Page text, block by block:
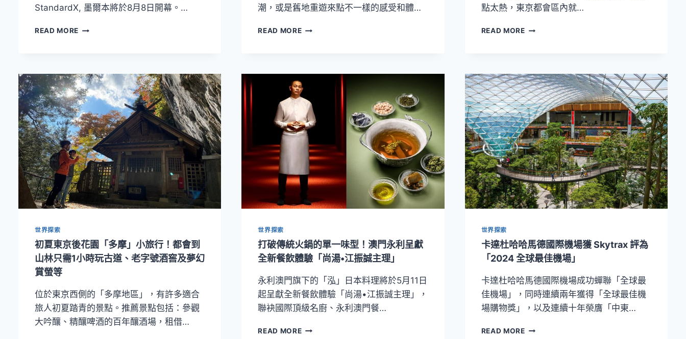
特
薦
StandardX, 墨爾本將於8月8日開幕。…
READ MORE 即
新
開
幕！
STANDARD
INTERNATIONAL
最
新
品
牌
墨
爾
STANDARDX
潮，或是舊地重遊來點不一樣的感受和體…
READ MORE遊
匠
職
人！
走
訪
東
京
下
老
街
區
沉
統
精
緻
藝
之
美
點太熱，東京都會區內就…
READ MORE創
涼
有
趣！
炎
炎
夏
日
造
訪
東
京
三
大
水
族
館
世界探索
初夏東京後花園「多摩」小旅行！都會到
山林只需1小時玩古道、老字號酒窖及夢幻
賞螢等
位於東京西側的「多摩地區」，有許多適合
旅人初夏踏青的景點。推薦景點包括：參觀
大吟釀、精釀啤酒的百年釀酒場，租借…
世界探索
打破傳統火鍋的單一味型！澳門永利呈獻
全新餐飲體驗「尚湯•江振誠主理」
永利澳門旗下的「泓」日本料理將於5月11日
起呈獻全新餐飲體驗「尚湯•江振誠主理」，
聯袂國際頂級名廚、永利澳門餐…
READ MORE打
世界探索
卡達杜哈哈馬德國際機場獲 Skytrax 評為
「2024 全球最佳機場」
卡達杜哈哈馬德國際機場成功蟬聯「全球最
佳機場」，同時連續兩年獲得「全球最佳機
場購物獎」，以及連續十年榮膺「中東…
READ MORE卡